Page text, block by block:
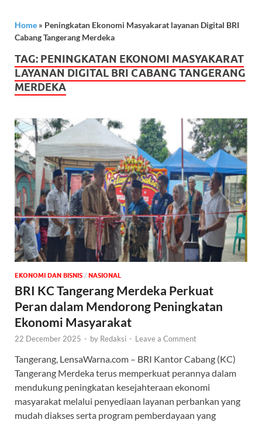
Home » Peningkatan Ekonomi Masyakarat layanan Digital BRI
Cabang Tangerang Merdeka
TAG: PENINGKATAN EKONOMI MASYAKARAT
LAYANAN DIGITAL BRI CABANG TANGERANG
MERDEKA
EKONOMI DAN BISNIS / NASIONAL
BRI KC Tangerang Merdeka Perkuat
Peran dalam Mendorong Peningkatan
Ekonomi Masyarakat
22 December 2025 - by Redaksi - Leave a Comment
Tangerang, LensaWarna.com – BRI Kantor Cabang (KC)
Tangerang Merdeka terus memperkuat perannya dalam
mendukung peningkatan kesejahteraan ekonomi
masyarakat melalui penyediaan layanan perbankan yang
mudah diakses serta program pemberdayaan yang